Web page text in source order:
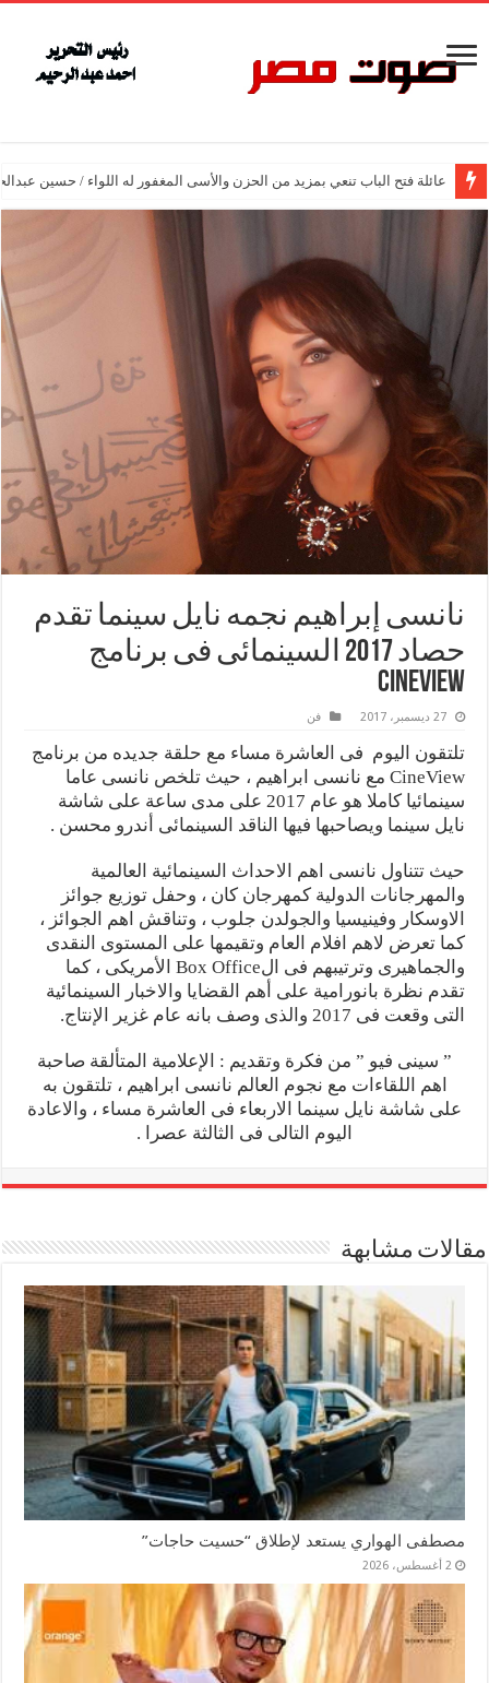
عائلة فتح الباب تنعي بمزيد من الحزن والأسى المغفور له اللواء / حسين
‎نانسى إبراهيم نجمه نايل سينما تقدم
حصاد 2017 السينمائى فى برنامج
Cineview
27 ديسمبر، 2017 فن
تلتقون اليوم فى العاشرة مساء مع حلقة جديده من برنامج
CineView مع نانسى ابراهيم ، حيث تلخص نانسى عاما
سينمائيا كاملا هو عام 2017 على مدى ساعة على شاشة
نايل سينما ويصاحبها فيها الناقد السينمائى أندرو محسن .
حيث تتناول نانسى اهم الاحداث السينمائية العالمية
والمهرجانات الدولية كمهرجان كان ، وحفل توزيع جوائز
الاوسكار وفينيسيا والجولدن جلوب ، وتناقش اهم الجوائز ،
كما تعرض لاهم افلام العام وتقيمها على المستوى النقدى
والجماهيرى وترتيبهم فى الBox Office الأمريكى ، كما
تقدم نظرة بانورامية على أهم القضايا والاخبار السينمائية
التى وقعت فى 2017 والذى وصف بانه عام غزير الإنتاج.
” سينى فيو ” من فكرة وتقديم : الإعلامية المتألقة صاحبة
اهم اللقاءات مع نجوم العالم نانسى ابراهيم ، تلتقون به
على شاشة نايل سينما الاربعاء فى العاشرة مساء ، والاعادة
اليوم التالى فى الثالثة عصرا .
مقالات مشابهة
مصطفى الهواري يستعد لإطلاق “حسيت حاجات”
2 أغسطس، 2026